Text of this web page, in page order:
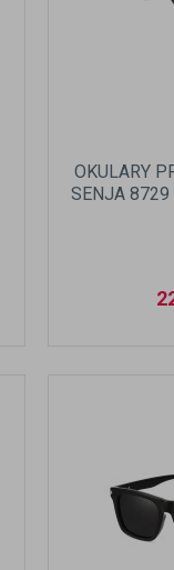
OKULARY
SENJA 8729